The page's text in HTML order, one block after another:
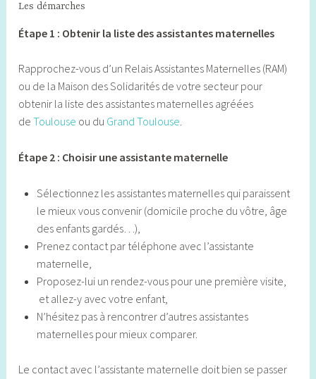
Les démarches
Étape 1 : Obtenir la liste des assistantes maternelles
Rapprochez-vous d’un Relais Assistantes Maternelles (RAM)
ou de la Maison des Solidarités de votre secteur pour
obtenir la liste des assistantes maternelles agréées
deToulouse ou du Grand Toulouse.
Étape 2 : Choisir une assistante maternelle
Sélectionnez les assistantes maternelles qui paraissent
le mieux vous convenir (domicile proche du vôtre, âge
des enfants gardés…),
Prenez contact par téléphone avec l’assistante
maternelle,
Proposez-lui un rendez-vous pour une première visite,
et allez-y avec votre enfant,
N’hésitez pas à rencontrer d’autres assistantes
maternelles pour mieux comparer.
Le contact avec l’assistante maternelle doit bien se passer